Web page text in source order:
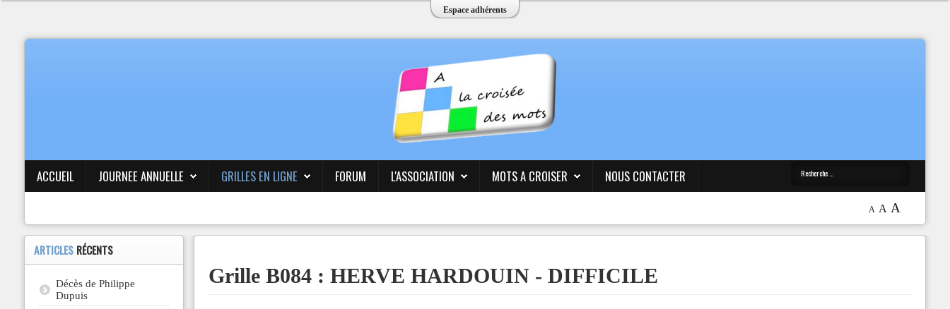
Espace adhérents
ACCUEIL JOURNEE ANNUELLE GRILLES EN LIGNE FORUM L'ASSOCIATION MOTS A CROISER NOUS CONTACTER
A A A
Grille B084 : HERVE HARDOUIN - DIFFICILE
ARTICLES RÉCENTS
Décès de Philippe
Dupuis